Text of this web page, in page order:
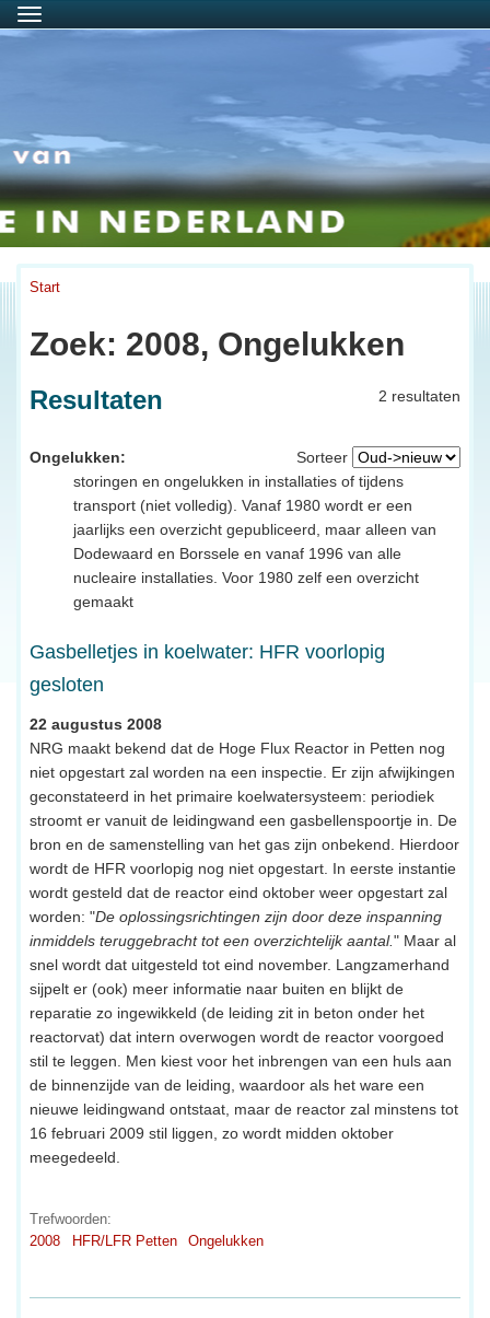
Menu
Start
Zoek: 2008, Ongelukken
2 resultaten
Resultaten
Sorteer
Ongelukken:
storingen en ongelukken in installaties of tijdens
transport (niet volledig). Vanaf 1980 wordt er een
jaarlijks een overzicht gepubliceerd, maar alleen van
Dodewaard en Borssele en vanaf 1996 van alle
nucleaire installaties. Voor 1980 zelf een overzicht
gemaakt
Gasbelletjes in koelwater: HFR voorlopig
gesloten
22 augustus 2008
NRG maakt bekend dat de Hoge Flux Reactor in Petten nog
niet opgestart zal worden na een inspectie. Er zijn afwijkingen
geconstateerd in het primaire koelwatersysteem: periodiek
stroomt er vanuit de leidingwand een gasbellenspoortje in. De
bron en de samenstelling van het gas zijn onbekend. Hierdoor
wordt de HFR voorlopig nog niet opgestart. In eerste instantie
wordt gesteld dat de reactor eind oktober weer opgestart zal
worden: "De oplossingsrichtingen zijn door deze inspanning
inmiddels teruggebracht tot een overzichtelijk aantal." Maar al
snel wordt dat uitgesteld tot eind november. Langzamerhand
sijpelt er (ook) meer informatie naar buiten en blijkt de
reparatie zo ingewikkeld (de leiding zit in beton onder het
reactorvat) dat intern overwogen wordt de reactor voorgoed
stil te leggen. Men kiest voor het inbrengen van een huls aan
de binnenzijde van de leiding, waardoor als het ware een
nieuwe leidingwand ontstaat, maar de reactor zal minstens tot
16 februari 2009 stil liggen, zo wordt midden oktober
meegedeeld.
Trefwoorden:
2008
HFR/LFR Petten Ongelukken